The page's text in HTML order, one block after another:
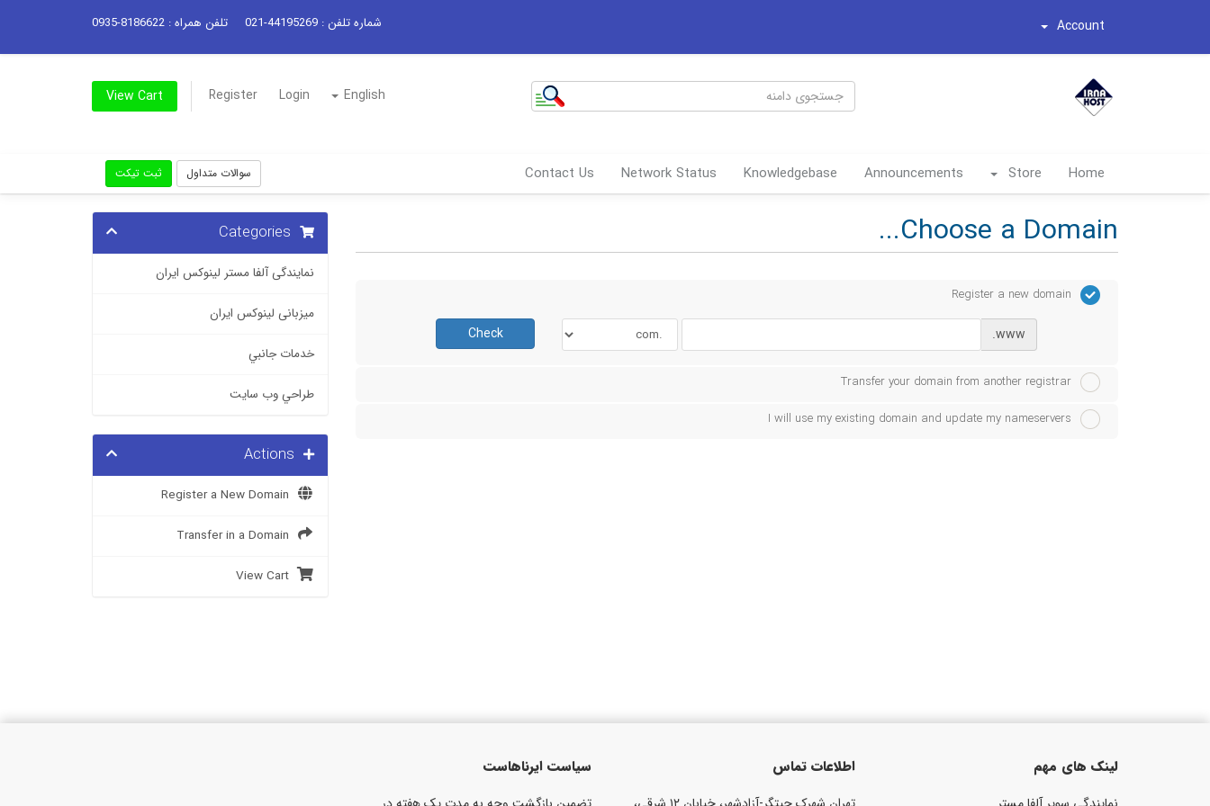
Account شماره تلفن : 44195269-021 تلفن همراه : 8186622-0935
English
Login
Register
View Cart
Home
Store
Announcements
Knowledgebase
Network Status
Contact Us سوالات متداول ثبت تیکت
Choose a Domain...
نمایندگی آلفا مستر لینوکس ایران
میزبانی لینوکس ایران
خدمات جانبي
طراحي وب سايت
View Cart
Register a new domain
www.
Check
Transfer your domain from another registrar
I will use my existing domain and update my nameservers
لینک های مهم اطلاعات تماس سیاست ایرناهاست